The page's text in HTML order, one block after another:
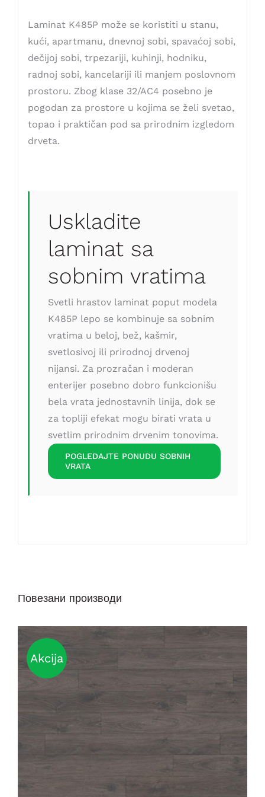
Laminat K485P može se koristiti u stanu,
kući, apartmanu, dnevnoj sobi, spavaćoj sobi,
dečijoj sobi, trpezariji, kuhinji, hodniku,
radnoj sobi, kancelariji ili manjem poslovnom
prostoru. Zbog klase 32/AC4 posebno je
pogodan za prostore u kojima se želi svetao,
topao i praktičan pod sa prirodnim izgledom
drveta.
Uskladite
laminat sa
sobnim vratima
Svetli hrastov laminat poput modela
K485P lepo se kombinuje sa sobnim
vratima u beloj, bež, kašmir,
svetlosivoj ili prirodnoj drvenoj
nijansi. Za prozračan i moderan
enterijer posebno dobro funkcionišu
bela vrata jednostavnih linija, dok se
za topliji efekat mogu birati vrata u
svetlim prirodnim drvenim tonovima.
POGLEDAJTE PONUDU SOBNIH
VRATA
Повезани производи
Akcija